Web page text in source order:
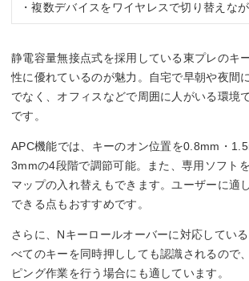
・複数デバイスをワイヤレスで切り替えな
静電容量無接点式を採用している東プレのキ
性に優れているのが魅力。自宅で早朝や夜間
でなく、オフィスなどで周囲に人がいる環境
です。
APC機能では、キーのオン位置を0.8mm・
3mmの4段階で調節可能。また、専用ソフト
マップの入れ替えもできます。ユーザーに適
できる点もおすすめです。
さらに、Nキーロールオーバーに対応してい
べてのキーを同時押ししても認識されるので
ピング作業を行う場合にも適しています。